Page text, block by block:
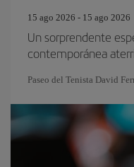
15 ago 2026 - 15 ago 2026
Un sorprendente
contemporánea
Paseo del Tenista David